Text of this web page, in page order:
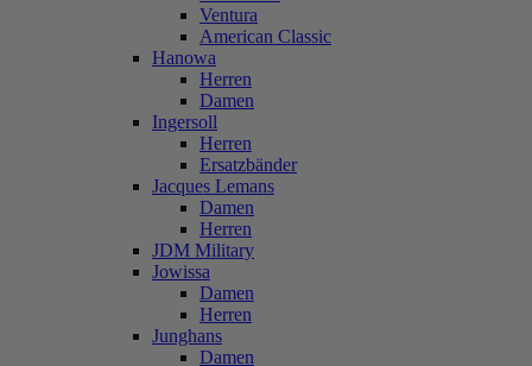
Ventura
American Classic
Hanowa
Herren
Damen
Ingersoll
Herren
Ersatzbänder
Jacques Lemans
Damen
Herren
JDM Military
Jowissa
Damen
Herren
Junghans
Damen